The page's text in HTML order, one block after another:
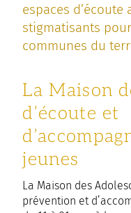
espaces
stigmatisants
communes du
La Maison
d’écoute et
jeunes
La Maison des
prévention et